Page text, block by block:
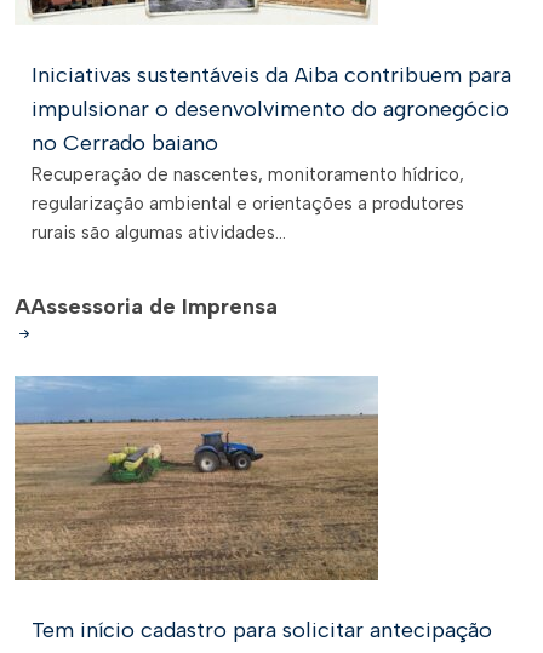
Iniciativas sustentáveis da Aiba contribuem para
impulsionar o desenvolvimento do agronegócio
no Cerrado baiano
Recuperação de nascentes, monitoramento hídrico,
regularização ambiental e orientações a produtores
rurais são algumas atividades...
AAssessoria de Imprensa
Tem início cadastro para solicitar antecipação